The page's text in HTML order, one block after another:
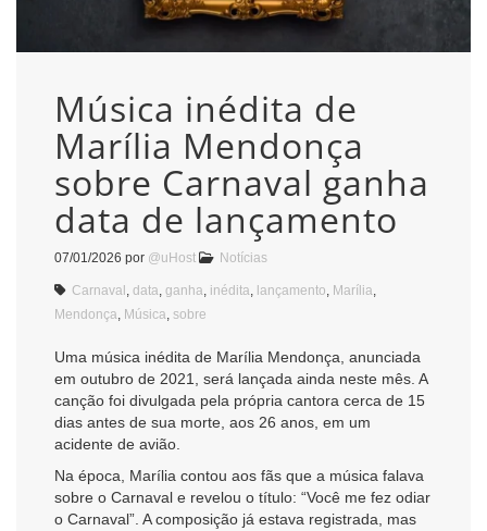
Música inédita de
Marília Mendonça
sobre Carnaval ganha
data de lançamento
07/01/2026 por @uHost Notícias
Carnaval data ganha inédita lançamento Marília
Mendonça Música sobre
Uma música inédita de Marília Mendonça, anunciada
em outubro de 2021, será lançada ainda neste mês. A
canção foi divulgada pela própria cantora cerca de 15
dias antes de sua morte, aos 26 anos, em um
acidente de avião.
Na época, Marília contou aos fãs que a música falava
sobre o Carnaval e revelou o título: “Você me fez odiar
o Carnaval”. A composição já estava registrada, mas